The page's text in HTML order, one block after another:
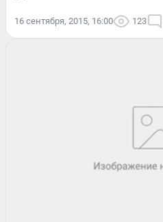
16 сентября, 2015, 16:00 123